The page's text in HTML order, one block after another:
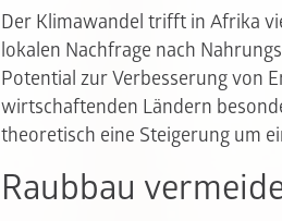
Der Klimawandel trifft in Afrika
lokalen Nachfrage nach
Potential zur Verbesserung von
wirtschaftenden Ländern
theoretisch eine Steigerung um
Raubbau